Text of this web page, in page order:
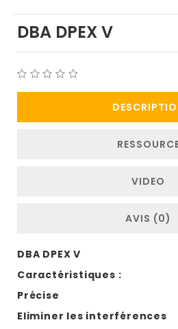
DBA DPEX V
VIDEO
AVIS (0)
DBA DPEX V
Caractéristiques :
Précise
Eliminer les interférences